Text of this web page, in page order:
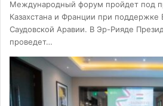
Международный форум пройдет под
Казахстана и Франции при поддержке
Саудовской Аравии. В Эр-Рияде
проведет…